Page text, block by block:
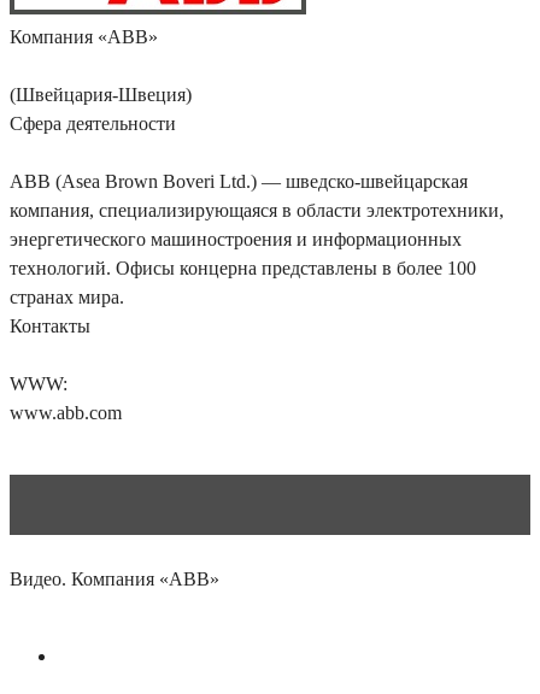
Компания «ABB»
(Швейцария-Швеция)
Сфера деятельности
ABB (Asea Brown Boveri Ltd.) — шведско-швейцарская
компания, специализирующаяся в области электротехники,
энергетического машиностроения и информационных
технологий. Офисы концерна представлены в более 100
странах мира.
Контакты
WWW:
www.abb.com
Видео. Компания «ABB»